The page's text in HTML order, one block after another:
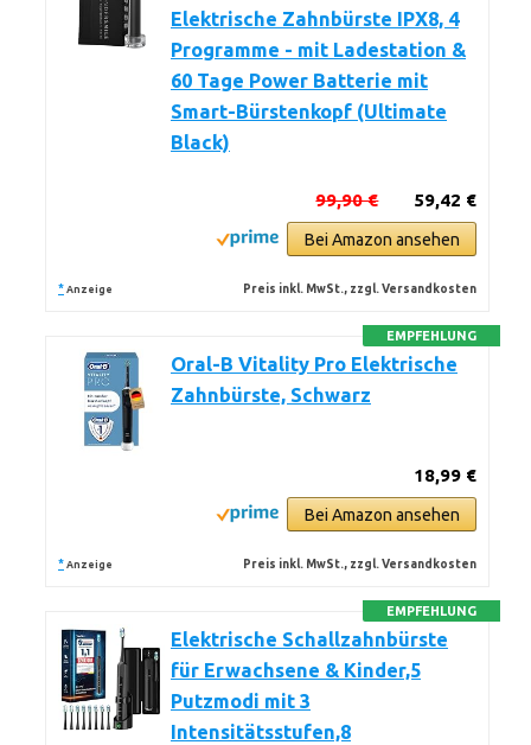
Elektrische Zahnbürste IPX8, 4
Programme - mit Ladestation &
60 Tage Power Batterie mit
Smart-Bürstenkopf (Ultimate
Black)
59,42 €
99,90 €
Bei Amazon ansehen
* Anzeige Preis inkl. MwSt., zzgl. Versandkosten
EMPFEHLUNG
Oral-B Vitality Pro Elektrische
Zahnbürste, Schwarz
18,99 €
Bei Amazon ansehen
* Anzeige Preis inkl. MwSt., zzgl. Versandkosten
EMPFEHLUNG
Elektrische Schallzahnbürste
für Erwachsene & Kinder,5
Putzmodi mit 3
Intensitätsstufen,8